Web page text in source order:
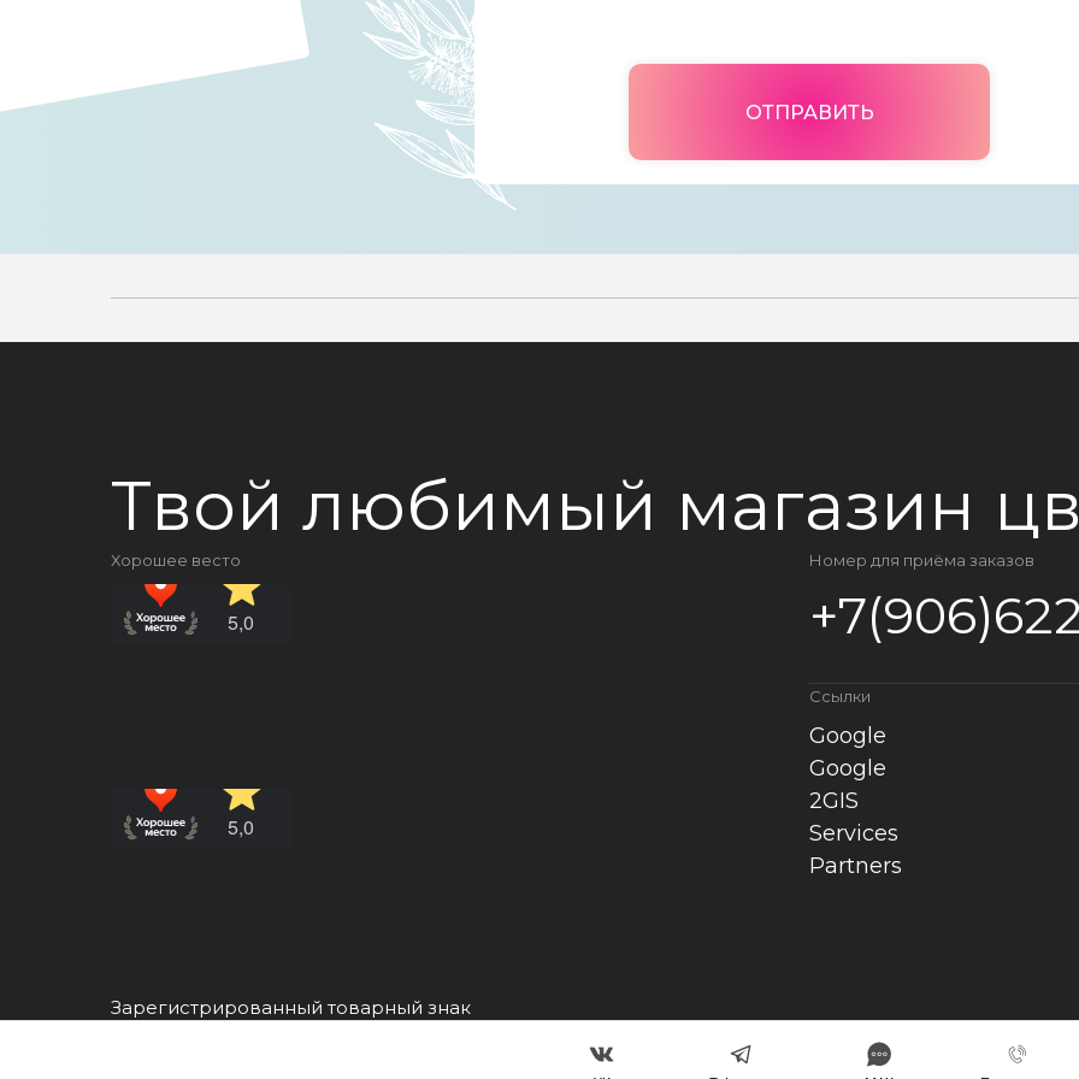
ОТПРАВИТЬ
Твой любимый магазин
Хорошее весто Номер для приёма заказов
Ссылки
Google
Google
2GIS
Services
Partners
Зарегистрированный товарный знак